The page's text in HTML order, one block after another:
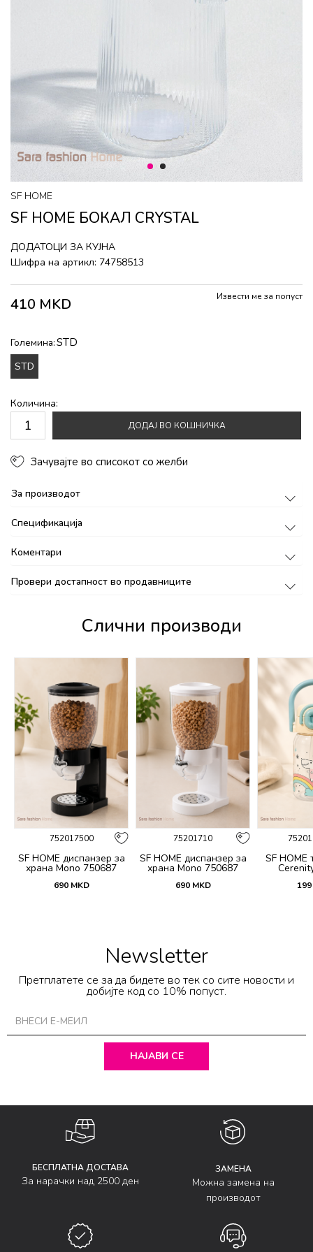
1 2
SF HOME
SF HOME БОКАЛ CRYSTAL
ДОДАТОЦИ ЗА КУЈНА
Шифра на артикл: 74758513
410 MKD Извести ме за попуст
Големина:STD
STD
Количина:
ДОДАЈ ВО КОШНИЧКА
Зачувајте во списокот со желби
За производот
Спецификација
Коментари
Провери достапност во продавниците
Слични производи
752017500
SF HOME диспанзер за
храна Mono 750687
690 MKD
75201710
SF HOME диспанзер за
храна Mono 750687
690 MKD
SF HOME
199
Newsletter
Претплатете се за да бидете во тек со сите новости и
добијте код со 10% попуст.
НАЈАВИ СЕ
БЕСПЛАТНА ДОСТАВА
За нарачки над 2500 ден
ЗАМЕНА
Можна замена на
производот